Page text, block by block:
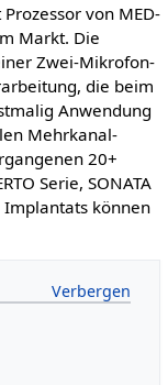
von MED-
Markt. Die
Zwei-Mikrofon-
die beim
Anwendung
Mehrkanal-
20+
Serie, SONATA
Implantats können